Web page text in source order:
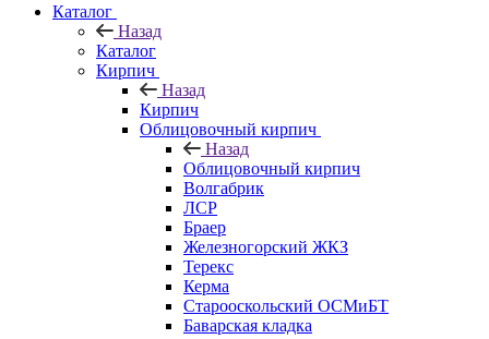
Каталог
Назад
Каталог
Кирпич
Назад
Кирпич
Облицовочный кирпич
Назад
Облицовочный кирпич
Волгабрик
ЛСР
Браер
Железногорский ЖКЗ
Терекс
Керма
Старооскольский ОСМиБТ
Баварская кладка